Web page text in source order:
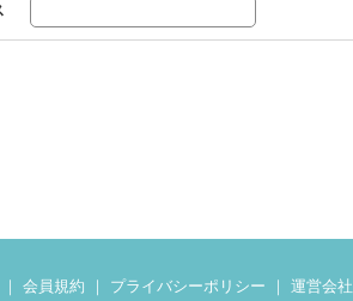
｜ 会員規約 ｜ プライバシーポリシー ｜ 運営会社